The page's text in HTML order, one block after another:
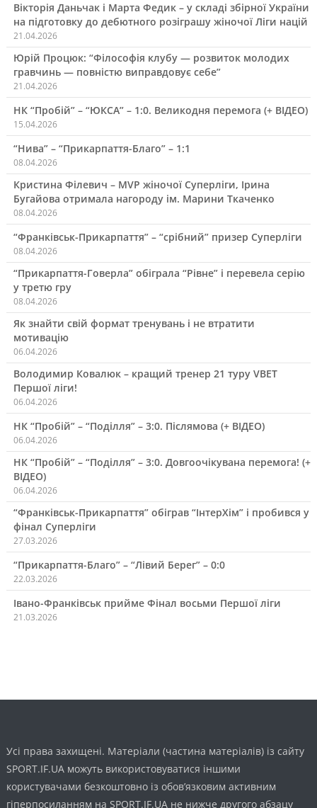
Вікторія Даньчак і Марта Федик – у складі збірної України
на підготовку до дебютного розіграшу жіночої Ліги націй
21.04.2026
Юрій Процюк: “Філософія клубу — розвиток молодих
гравчинь — повністю виправдовує себе”
21.04.2026
НК “Пробій” – “ЮКСА” – 1:0. Великодня перемога (+ ВІДЕО)
15.04.2026
“Нива” – “Прикарпаття-Благо” – 1:1
08.04.2026
Кристина Філевич – MVP жіночої Суперліги, Ірина
Бугайова отримала нагороду ім. Марини Ткаченко
08.04.2026
“Франківськ-Прикарпаття” – “срібний” призер Суперліги
08.04.2026
“Прикарпаття-Говерла” обіграла “Рівне” і перевела серію
у третю гру
08.04.2026
Як знайти свій формат тренувань і не втратити
мотивацію
06.04.2026
Володимир Ковалюк – кращий тренер 21 туру VBET
Першої ліги!
06.04.2026
НК “Пробій” – “Поділля” – 3:0. Післямова (+ ВІДЕО)
06.04.2026
НК “Пробій” – “Поділля” – 3:0. Довгоочікувана перемога! (+
ВІДЕО)
06.04.2026
“Франківськ-Прикарпаття” обіграв “ІнтерХім” і пробився у
фінал Суперліги
27.03.2026
“Прикарпаття-Благо” – “Лівий Берег” – 0:0
22.03.2026
Івано-Франківськ прийме Фінал восьми Першої ліги
21.03.2026
Усі права захищені. Матеріали (частина матеріалів) із сайту
SPORT.IF.UA можуть використовуватися іншими
користувачами безкоштовно із обов’язковим активним
гіперпосиланням на SPORT.IF.UA не нижче другого абзацу